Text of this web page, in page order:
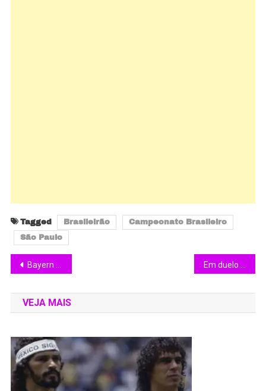
Tagged Brasileirão
Campeonato Brasileiro
São Paulo
Bayern de Munique é campeão da Copa da Alemanha 2025/26 com Hat-trick de Harry Kane.
VEJA MAIS